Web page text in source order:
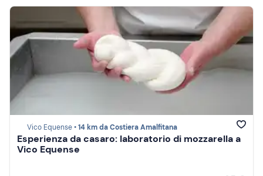
Vico Equense •14 km da Costiera Amalfitana
Esperienza da casaro: laboratorio di mozzarella a
Vico Equense